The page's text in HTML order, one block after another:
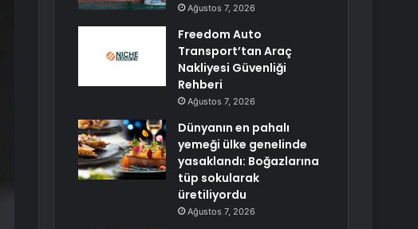
Ağustos 7, 2026
Freedom Auto
Transport’tan Araç
Nakliyesi Güvenliği
Rehberi
Ağustos 7, 2026
Dünyanın en pahalı
yemeği ülke genelinde
yasaklandı: Boğazlarına
tüp sokularak
üretiliyordu
Ağustos 7, 2026